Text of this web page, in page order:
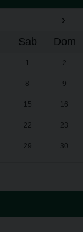
›
Sab Dom
1 2
8 9
15 16
22 23
29 30